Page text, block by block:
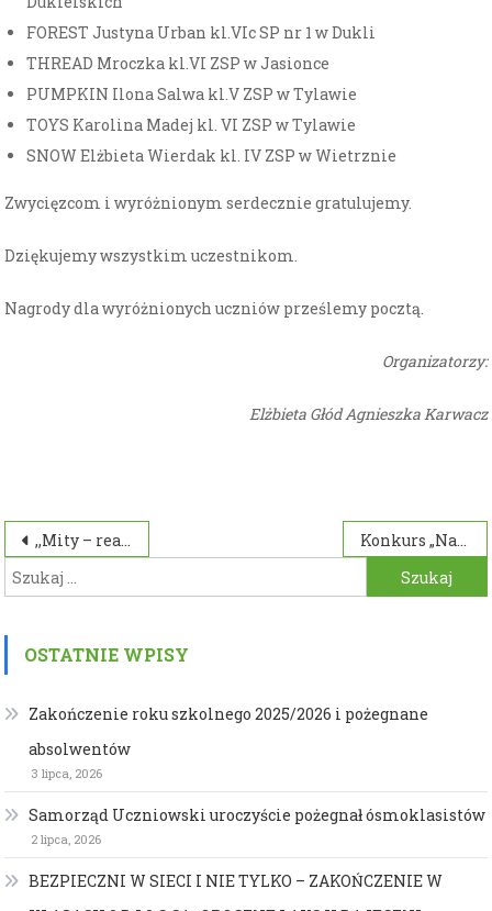
FOREST Justyna Urban kl.VIc SP nr 1 w Dukli
THREAD Mroczka kl.VI ZSP w Jasionce
PUMPKIN Ilona Salwa kl.V ZSP w Tylawie
TOYS Karolina Madej kl. VI ZSP w Tylawie
SNOW Elżbieta Wierdak kl. IV ZSP w Wietrznie
Zwycięzcom i wyróżnionym serdecznie gratulujemy.
Dziękujemy wszystkim uczestnikom.
Nagrody dla wyróżnionych uczniów prześlemy pocztą.
Organizatorzy:
Elżbieta Głód Agnieszka Karwacz
Nawigacja
wpisu
,,Mity – reaktywacja”!
Konkurs „Na najładniejszą kartkę z okazji Świąt Bożego Narodzenia”
Szukaj:
OSTATNIE WPISY
Zakończenie roku szkolnego 2025/2026 i pożegnane
absolwentów
3 lipca, 2026
Samorząd Uczniowski uroczyście pożegnał ósmoklasistów
2 lipca, 2026
BEZPIECZNI W SIECI I NIE TYLKO – ZAKOŃCZENIE W